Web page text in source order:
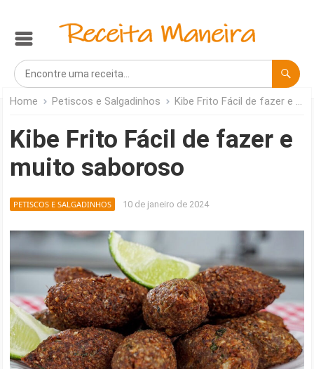
Home Petiscos e Salgadinhos Kibe Frito Fácil de fazer e muito saboroso
Kibe Frito Fácil de fazer e
muito saboroso
PETISCOS E SALGADINHOS 10 de janeiro de 2024